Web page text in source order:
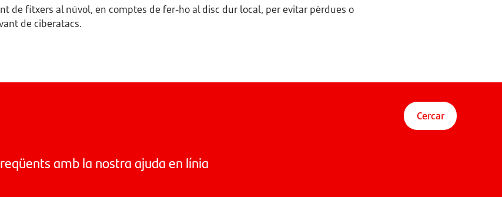
de fitxers al núvol, en comptes de fer-ho al disc dur local, per evitar pèrdues o
de ciberatacs.
amb la nostra ajuda en línia
Cercar